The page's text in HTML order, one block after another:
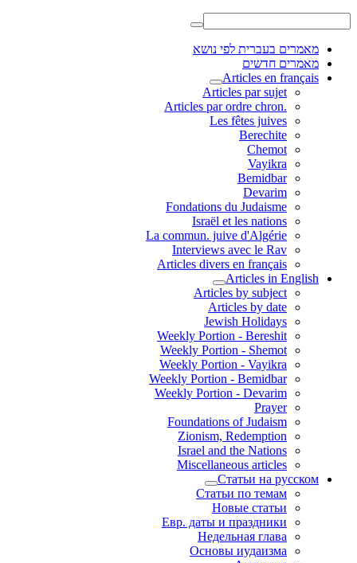
מאמרים בעברית לפי נושא
מאמרים חדשים
Articles en français
Articles par sujet
.Articles par ordre chron
Les fêtes juives
Berechite
Chemot
Vayikra
Bemidbar
Devarim
Fondations du Judaisme
Israël et les nations
La commun. juive d'Algérie
Interviews avec le Rav
Articles divers en français
Articles in English
Articles by subject
Articles by date
Jewish Holidays
Weekly Portion - Bereshit
Weekly Portion - Shemot
Weekly Portion - Vayikra
Weekly Portion - Bemidbar
Weekly Portion - Devarim
Prayer
Foundations of Judaism
Zionism, Redemption
Israel and the Nations
Miscellaneous articles
Статьи на русском
Статьи по темам
Новые статьи
Евр. даты и праздники
Недельная глава
Основы иудаизма